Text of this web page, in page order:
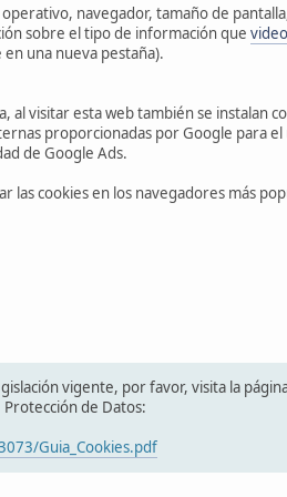
navegador, tamaño de
sobre el tipo de información que
una nueva pestaña).
al visitar esta web también se instalan
proporcionadas por Google para el
de Google Ads.
las cookies en los navegadores más
vigente, por favor, visita la
de Datos:
Guia_Cookies.pdf